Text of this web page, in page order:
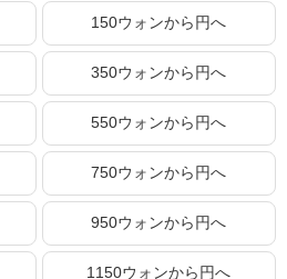
12,733.82円
12,733.83円
12,733.83円
12,733.83円
12,733.83円
12,733.83円
150ウォンから円へ
350ウォンから円へ
550ウォンから円へ
750ウォンから円へ
950ウォンから円へ
1150ウォンから円へ